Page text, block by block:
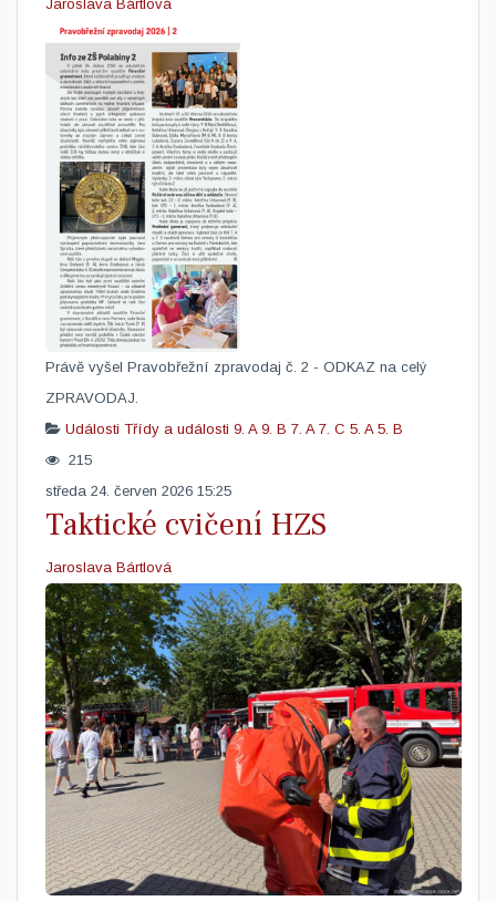
Jaroslava Bártlová
Právě vyšel Pravobřežní zpravodaj č. 2 - ODKAZ na celý
ZPRAVODAJ. ​
Události Třídy a události 9. A 9. B 7. A 7. C 5. A 5. B
215
středa 24. červen 2026 15:25
Taktické cvičení HZS
Jaroslava Bártlová